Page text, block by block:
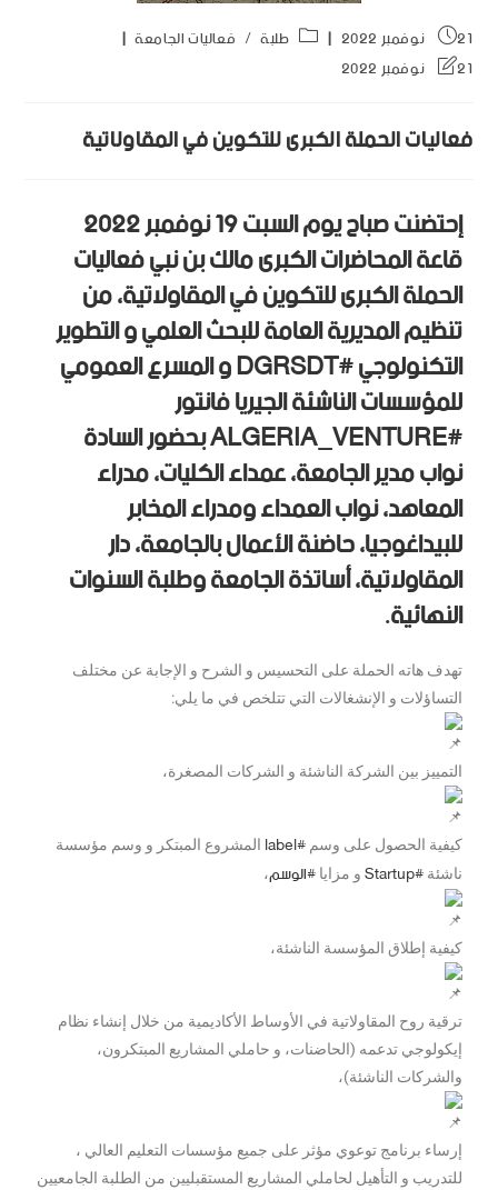
21 نوفمبر 2022 طلبة / فعاليات الجامعة
21 نوفمبر 2022
فعاليات الحملة الكبرى للتكوين في المقاولاتية
إحتضنت صباح يوم السبت 19 نوفمبر 2022
قاعة المحاضرات الكبرى مالك بن نبي فعاليات
الحملة الكبرى للتكوين في المقاولاتية، من
تنظيم المديرية العامة للبحث العلمي و التطوير
التكنولوجي#DGRSDT و المسرع العمومي
للمؤسسات الناشئة الجيريا فانتور
#ALGERIA_VENTURE بحضور السادة
نواب مدير الجامعة، عمداء الكليات، مدراء
المعاهد، نواب العمداء ومدراء المخابر
للبيداغوجيا، حاضنة الأعمال بالجامعة، دار
المقاولاتية، أساتذة الجامعة وطلبة السنوات
النهائية.
تهدف هاته الحملة على التحسيس و الشرح و الإجابة عن مختلف
التساؤلات و الإنشغالات التي تتلخص في ما يلي:
التمييز بين الشركة الناشئة و الشركات المصغرة،
كيفية الحصول على وسم#label
المشروع المبتكر و وسم مؤسسة
ناشئة#Startup و مزايا#الوسم،
كيفية إطلاق المؤسسة الناشئة،
ترقية روح المقاولاتية في الأوساط الأكاديمية من خلال إنشاء نظام
إيكولوجي تدعمه (الحاضنات، و حاملي المشاريع المبتكرون،
والشركات الناشئة)،
إرساء برنامج توعوي مؤثر على جميع مؤسسات التعليم العالي ،
للتدريب و التأهيل لحاملي المشاريع المستقبليين من الطلبة الجامعيين